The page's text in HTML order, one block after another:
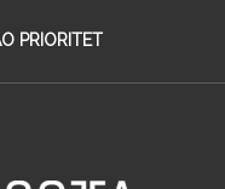
PRIORITET